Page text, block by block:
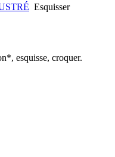
Esquisser
esquisse, croquer.